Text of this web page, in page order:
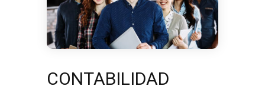
CONTABILIDAD